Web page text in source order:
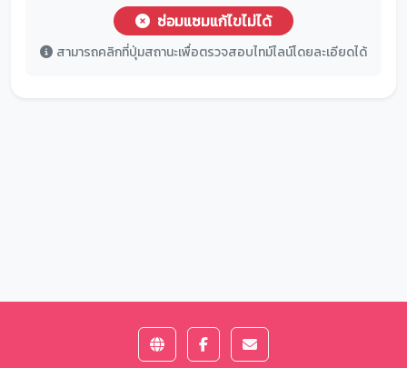
ซ่อมแซมแก้ไขไม่ได้
สามารถคลิกที่ปุ่มสถานะเพื่อตรวจสอบไทม์ไลน์โดยละเอียดได้